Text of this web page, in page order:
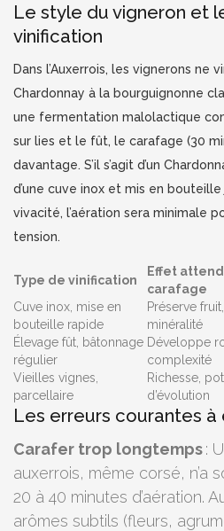
Le style du vigneron et
vinification
Dans l’Auxerrois, les vignerons ne
Chardonnay à la bourguignonne
une fermentation malolactique
sur lies et le fût, le carafage (30
davantage. S’il s’agit d’un
d’une cuve inox et mis en
vivacité, l’aération sera minimale
tension.
Type de vinification
Effet
carafage
Cuve inox, mise en
bouteille rapide
Préserve fruit,
minéralité
Élevage fût, bâtonnage
régulier
Développe
complexité
Vieilles vignes,
parcellaire
Richesse,
d’évolution
Les erreurs courantes à
Carafer trop longtemps:
auxerrois, même corsé, n’a
20 à 40 minutes d’aération.
arômes subtils (fleurs,